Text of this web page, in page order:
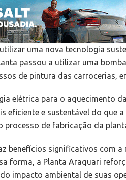
uma nova tecnologia
passou a utilizar uma
de pintura das carrocerias,
elétrica para o aquecimento
eficiente e sustentável do que
processo de fabricação da
benefícios significativos com a
forma, a Planta Araquari
impacto ambiental de suas